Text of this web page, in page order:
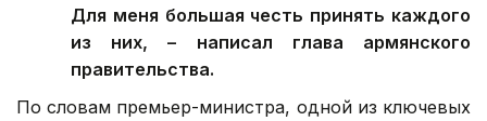
Для меня большая честь принять каждого
из них, – написал глава армянского
правительства.
По словам премьер-министра, одной из ключевых